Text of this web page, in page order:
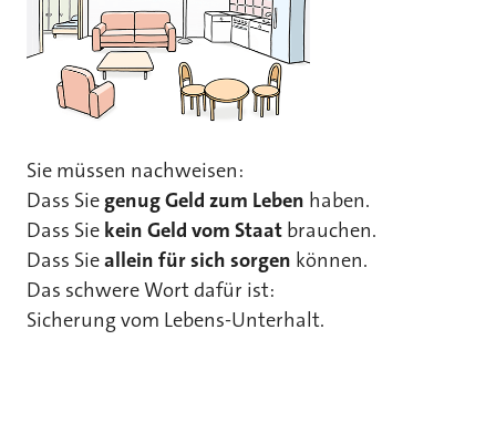
Sie müssen nachweisen:
Dass Sie genug Geld zum Leben haben.
Dass Sie kein Geld vom Staat brauchen.
Dass Sieallein für sich sorgen können.
Das schwere Wort dafür ist:
Sicherung vom Lebens-Unterhalt.